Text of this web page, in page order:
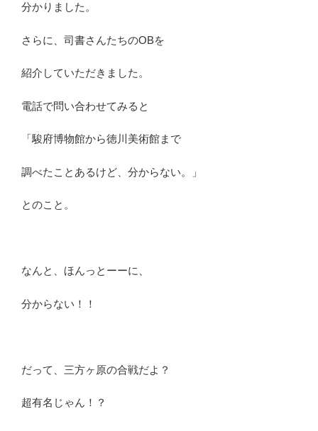
分かりました。
さらに、司書さんたちのOBを
紹介していただきました。
電話で問い合わせてみると
「駿府博物館から徳川美術館まで
調べたことあるけど、分からない。」
とのこと。
なんと、ほんっとーーに、
分からない！！
だって、三方ヶ原の合戦だよ？
超有名じゃん！？